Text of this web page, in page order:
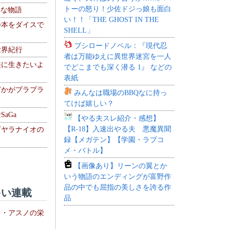
物語
をダイスで
紀行
生きたいよ
がブラブラ
ラナイオの
連載
アスノの栄
トーの怒り！少佐ドジっ娘も面白
い！！「THE GHOST IN THE
SHELL」
ブシロードノベル：『現代忍
者は万能ゆえに異世界迷宮を一人
でどこまでも深く潜る 1』 などの
表紙
みんなは職場のBBQなに持っ
てけば嬉しい？
【やる夫スレ紹介・感想】
【R-18】入速出やる夫 悪魔異聞
録【メガテン】【学園・ラブコ
メ・バトル】
【画像あり】リーンの翼とか
いう物語のエンディングが富野作
品の中でも屈指の美しさを誇る作
品